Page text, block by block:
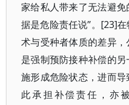
家给私人带来了无法避
据是危险责任说”。[23]
术与受种者体质的差异
是强制预防接种补偿的
施形成危险状态，进而
此承担补偿责任，亦